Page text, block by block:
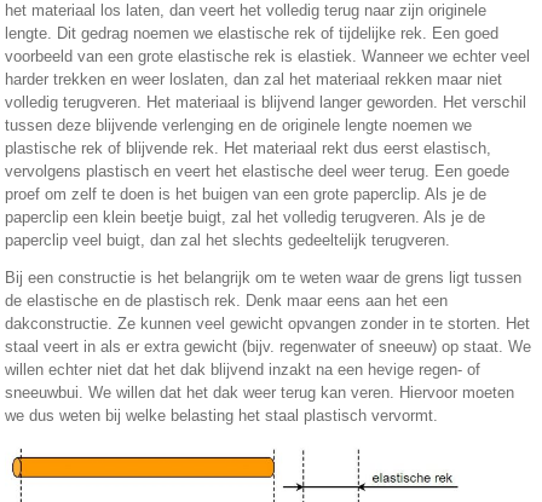
het materiaal los laten, dan veert het volledig terug naar zijn originele
lengte. Dit gedrag noemen we elastische rek of tijdelijke rek. Een goed
voorbeeld van een grote elastische rek is elastiek. Wanneer we echter veel
harder trekken en weer loslaten, dan zal het materiaal rekken maar niet
volledig terugveren. Het materiaal is blijvend langer geworden. Het verschil
tussen deze blijvende verlenging en de originele lengte noemen we
plastische rek of blijvende rek. Het materiaal rekt dus eerst elastisch,
vervolgens plastisch en veert het elastische deel weer terug. Een goede
proef om zelf te doen is het buigen van een grote paperclip. Als je de
paperclip een klein beetje buigt, zal het volledig terugveren. Als je de
paperclip veel buigt, dan zal het slechts gedeeltelijk terugveren.
Bij een constructie is het belangrijk om te weten waar de grens ligt tussen
de elastische en de plastisch rek. Denk maar eens aan het een
dakconstructie. Ze kunnen veel gewicht opvangen zonder in te storten. Het
staal veert in als er extra gewicht (bijv. regenwater of sneeuw) op staat. We
willen echter niet dat het dak blijvend inzakt na een hevige regen- of
sneeuwbui. We willen dat het dak weer terug kan veren. Hiervoor moeten
we dus weten bij welke belasting het staal plastisch vervormt.